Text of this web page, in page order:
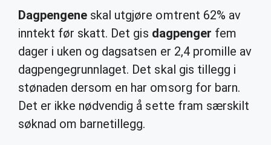
Dagpengene skal utgjøre omtrent 62% av
inntekt før skatt. Det gis dagpenger fem
dager i uken og dagsatsen er 2,4 promille av
dagpengegrunnlaget. Det skal gis tillegg i
stønaden dersom en har omsorg for barn.
Det er ikke nødvendig å sette fram særskilt
søknad om barnetillegg.